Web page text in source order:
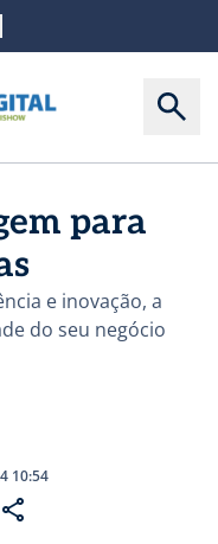
para
e inovação, a
do seu negócio
10:54